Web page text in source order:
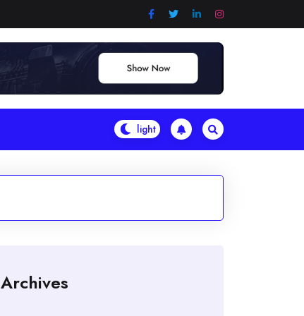
Archives